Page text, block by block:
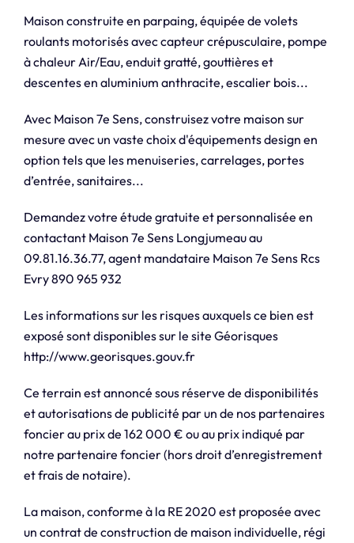
Maison construite en parpaing, équipée de volets
roulants motorisés avec capteur crépusculaire, pompe
à chaleur Air/Eau, enduit gratté, gouttières et
descentes en aluminium anthracite, escalier bois...
Avec Maison 7e Sens, construisez votre maison sur
mesure avec un vaste choix d'équipements design en
option tels que les menuiseries, carrelages, portes
d’entrée, sanitaires...
Demandez votre étude gratuite et personnalisée en
contactant Maison 7e Sens Longjumeau au
09.81.16.36.77, agent mandataire Maison 7e Sens Rcs
Evry 890 965 932
Les informations sur les risques auxquels ce bien est
exposé sont disponibles sur le site Géorisques
http://www.georisques.gouv.fr
Ce terrain est annoncé sous réserve de disponibilités
et autorisations de publicité par un de nos partenaires
foncier au prix de 162 000 € ou au prix indiqué par
notre partenaire foncier (hors droit d’enregistrement
et frais de notaire).
La maison, conforme à la RE 2020 est proposée avec
un contrat de construction de maison individuelle, régi